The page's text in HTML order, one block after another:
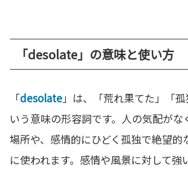
「desolate」の意味と使い方
「desolate」は、「荒れ果てた」「
いう意味の形容詞です。人の気配がな
場所や、感情的にひどく孤独で絶望的
に使われます。感情や風景に対して強